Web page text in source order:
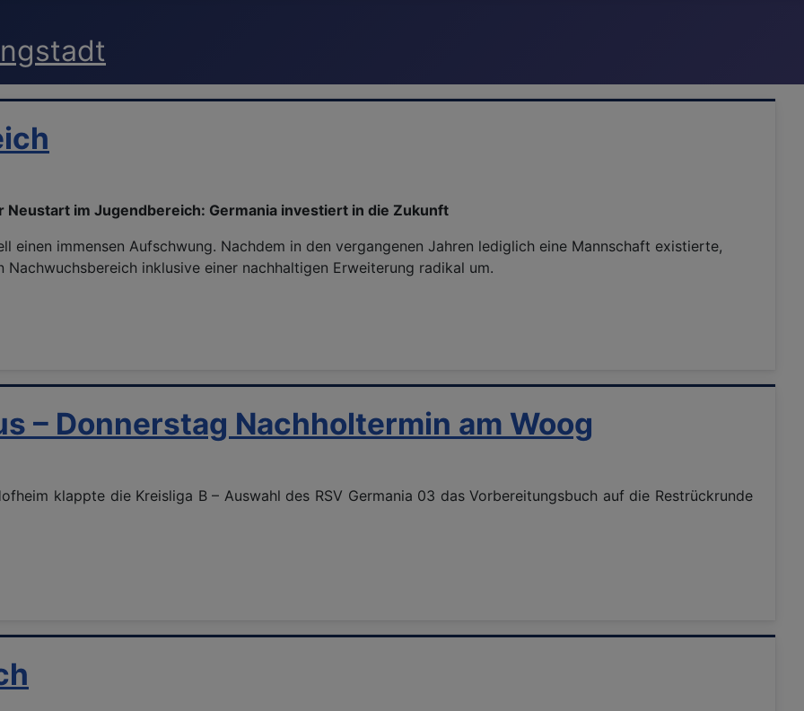
Neustart im Jugendbereich: Germania investiert in die Zukunft
einen immensen Aufschwung. Nachdem in den vergangenen Jahren lediglich eine Mannschaft existierte,
inklusive einer nachhaltigen Erweiterung radikal um.
– Donnerstag Nachholtermin am Woog
klappte die Kreisliga B – Auswahl des RSV Germania 03 das Vorbereitungsbuch auf die Restrückrunde